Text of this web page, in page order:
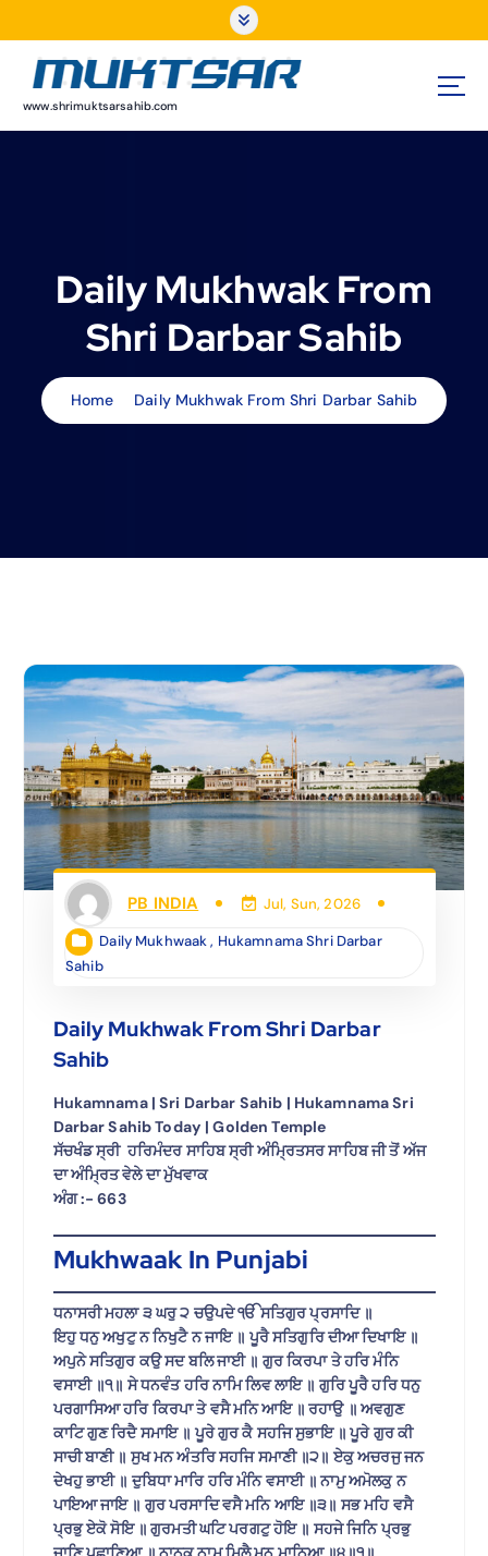
o
www.shrimuktsarsahib.com
Daily Mukhwak From
Shri Darbar Sahib
Home Daily Mukhwak From Shri Darbar Sahib
PB INDIA Jul, Sun, 2026
Daily Mukhwaak, Hukamnama Shri Darbar
Sahib
Daily Mukhwak From Shri Darbar
Sahib
Hukamnama | Sri Darbar Sahib | Hukamnama Sri
Darbar Sahib Today | Golden Temple
ਸੱਚਖੰਡ ਸ੍ਰੀ ਹਰਿਮੰਦਰ ਸਾਹਿਬ ਸ੍ਰੀ ਅੰਮ੍ਰਿਤਸਰ ਸਾਹਿਬ ਜੀ ਤੋਂ ਅੱਜ
ਦਾ ਅੰਮ੍ਰਿਤ ਵੇਲੇ ਦਾ ਮੁੱਖਵਾਕ
ਅੰਗ :- 663
Mukhwaak In Punjabi
ਧਨਾਸਰੀ ਮਹਲਾ ੩ ਘਰੁ ੨ ਚਉਪਦੇ ੴ ਸਤਿਗੁਰ ਪ੍ਰਸਾਦਿ ॥
ਇਹੁ ਧਨੁ ਅਖੁਟੁ ਨ ਨਿਖੁਟੈ ਨ ਜਾਇ ॥ ਪੂਰੈ ਸਤਿਗੁਰਿ ਦੀਆ ਦਿਖਾਇ ॥
ਅਪੁਨੇ ਸਤਿਗੁਰ ਕਉ ਸਦ ਬਲਿ ਜਾਈ ॥ ਗੁਰ ਕਿਰਪਾ ਤੇ ਹਰਿ ਮੰਨਿ
ਵਸਾਈ ॥੧॥ ਸੇ ਧਨਵੰਤ ਹਰਿ ਨਾਮਿ ਲਿਵ ਲਾਇ ॥ ਗੁਰਿ ਪੂਰੈ ਹਰਿ ਧਨੁ
ਪਰਗਾਸਿਆ ਹਰਿ ਕਿਰਪਾ ਤੇ ਵਸੈ ਮਨਿ ਆਇ ॥ ਰਹਾਉ ॥ ਅਵਗੁਣ
ਕਾਟਿ ਗੁਣ ਰਿਦੈ ਸਮਾਇ ॥ ਪੂਰੇ ਗੁਰ ਕੈ ਸਹਜਿ ਸੁਭਾਇ ॥ ਪੂਰੇ ਗੁਰ ਕੀ
ਸਾਚੀ ਬਾਣੀ ॥ ਸੁਖ ਮਨ ਅੰਤਰਿ ਸਹਜਿ ਸਮਾਣੀ ॥੨॥ ਏਕੁ ਅਚਰਜੁ ਜਨ
ਦੇਖਹੁ ਭਾਈ ॥ ਦੁਬਿਧਾ ਮਾਰਿ ਹਰਿ ਮੰਨਿ ਵਸਾਈ ॥ ਨਾਮੁ ਅਮੋਲਕੁ ਨ
ਪਾਇਆ ਜਾਇ ॥ ਗੁਰ ਪਰਸਾਦਿ ਵਸੈ ਮਨਿ ਆਇ ॥੩॥ ਸਭ ਮਹਿ ਵਸੈ
ਪ੍ਰਭੁ ਏਕੋ ਸੋਇ ॥ ਗੁਰਮਤੀ ਘਟਿ ਪਰਗਟੁ ਹੋਇ ॥ ਸਹਜੇ ਜਿਨਿ ਪ੍ਰਭੁ